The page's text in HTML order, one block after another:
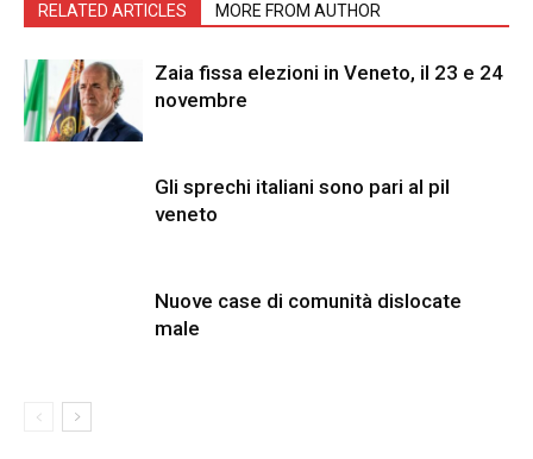
RELATED ARTICLES MORE FROM AUTHOR
Zaia fissa elezioni in Veneto, il 23 e 24
novembre
Gli sprechi italiani sono pari al pil
veneto
Nuove case di comunità dislocate
male